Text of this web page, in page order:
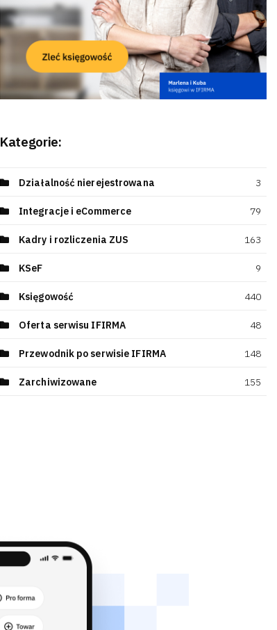
Kategorie:
Działalność nierejestrowana 3
Integracje i eCommerce 79
Kadry i rozliczenia ZUS 163
KSeF 9
Księgowość 440
Oferta serwisu IFIRMA 48
Przewodnik po serwisie IFIRMA 148
Zarchiwizowane 155